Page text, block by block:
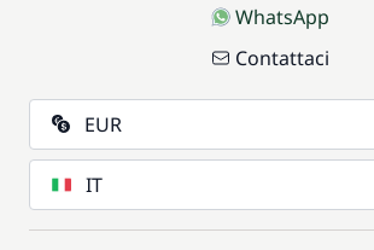
WhatsApp
Contattaci
EUR
IT